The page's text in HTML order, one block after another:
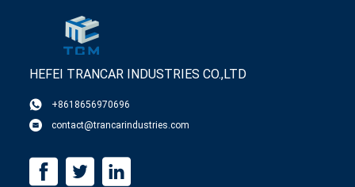
HEFEI TRANCAR INDUSTRIES CO.,LTD
+8618656970696
contact@trancarindustries.com